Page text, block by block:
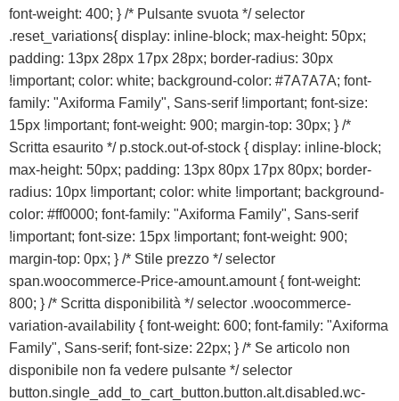
font-weight: 400; } /* Pulsante svuota */ selector
.reset_variations{ display: inline-block; max-height: 50px;
padding: 13px 28px 17px 28px; border-radius: 30px
!important; color: white; background-color: #7A7A7A; font-
family: "Axiforma Family", Sans-serif !important; font-size:
15px !important; font-weight: 900; margin-top: 30px; } /*
Scritta esaurito */ p.stock.out-of-stock { display: inline-block;
max-height: 50px; padding: 13px 80px 17px 80px; border-
radius: 10px !important; color: white !important; background-
color: #ff0000; font-family: "Axiforma Family", Sans-serif
!important; font-size: 15px !important; font-weight: 900;
margin-top: 0px; } /* Stile prezzo */ selector
span.woocommerce-Price-amount.amount { font-weight:
800; } /* Scritta disponibilità */ selector .woocommerce-
variation-availability { font-weight: 600; font-family: "Axiforma
Family", Sans-serif; font-size: 22px; } /* Se articolo non
disponibile non fa vedere pulsante */ selector
button.single_add_to_cart_button.button.alt.disabled.wc-